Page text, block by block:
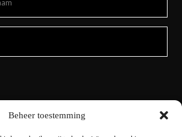
Beheer toestemming